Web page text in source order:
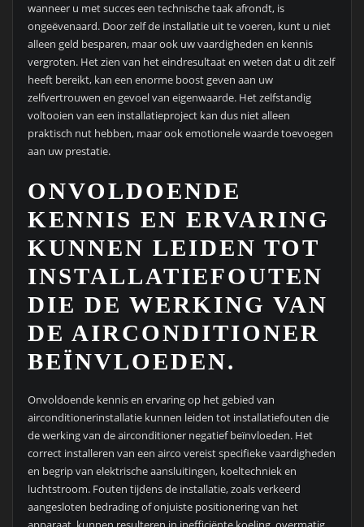
wanneer u met succes een technische taak afrondt, is
ongeëvenaard. Door zelf de installatie uit te voeren, kunt u niet
alleen geld besparen, maar ook uw vaardigheden en kennis
vergroten. Het zien van het eindresultaat en weten dat u dit zelf
heeft bereikt, kan een enorme boost geven aan uw
zelfvertrouwen en gevoel van eigenwaarde. Het zelfstandig
voltooien van een installatieproject kan dus niet alleen
praktisch nut hebben, maar ook emotionele waarde toevoegen
aan uw prestatie.
ONVOLDOENDE
KENNIS EN ERVARING
KUNNEN LEIDEN TOT
INSTALLATIEFOUTEN
DIE DE WERKING VAN
DE AIRCONDITIONER
BEÏNVLOEDEN.
Onvoldoende kennis en ervaring op het gebied van
airconditionerinstallatie kunnen leiden tot installatiefouten die
de werking van de airconditioner negatief beïnvloeden. Het
correct installeren van een airco vereist specifieke vaardigheden
en begrip van elektrische aansluitingen, koeltechniek en
luchtstroom. Fouten tijdens de installatie, zoals verkeerd
aangesloten bedrading of onjuiste positionering van het